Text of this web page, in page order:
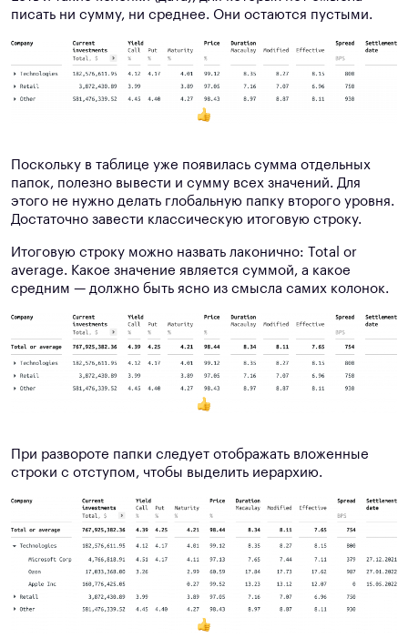
писать ни сумму, ни среднее. Они остаются пустыми.
Поскольку в таблице уже появилась сумма отдельных
папок, полезно вывести и сумму всех значений. Для
этого не нужно делать глобальную папку второго уровня.
Достаточно завести классическую итоговую строку.
Итоговую строку можно назвать лаконично: Total or
average. Какое значение является суммой, а какое
средним — должно быть ясно из смысла самих колонок.
При развороте папки следует отображать вложенные
строки с отступом, чтобы выделить иерархию.